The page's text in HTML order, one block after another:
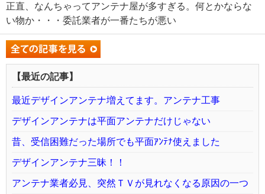
正直、なんちゃってアンテナ屋が多すぎる。何とかならな
い物か・・・委託業者が一番たちが悪い
【最近の記事】
最近デザインアンテナ増えてます。アンテナ工事
デザインアンテナは平面アンテナだけじゃない
昔、受信困難だった場所でも平面ｱﾝﾃﾅ使えました
デザインアンテナ三昧！！
アンテナ業者必見、突然ＴＶが見れなくなる原因の一つ